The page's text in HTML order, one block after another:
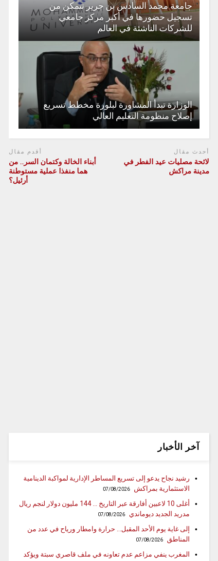
جامعة محمد السادس بن جرير تتمكن من
تسجيل حضورها في أكبر مركز جامعي
للشركات الناشئة في العالم
الوزارة تبدأ المشاورة لبلورة مخطط تسريع
إصلاح منظومة التعليم العالي
أحدث مقال
لائحة مصليات عيد الفطر في
مدينة مراكش
أقدم مقال
أبناء الخالة وكتمان السر.. من
هما منفذا عملية مستوطنة
أرئيل؟
آخر الأخبار
رشيد نجاح يدعو إلى تسريع المساطر الإدارية لمواكبة الدينامية
الاستثمارية بمراكش
07/08/2026
أغلى 10 لاعبين أفارقة عبر التاريخ … 144 مليون دولار لنجم ريال
مدريد الجديد ديوماندي
07/08/2026
إلى غاية يوم الأحد المقبل… حرارة وامطار ورياح في عدد من
المناطق
07/08/2026
المغرب ينفي مزاعم عدم تعاونه في ملف قاصري سبتة ويؤكد